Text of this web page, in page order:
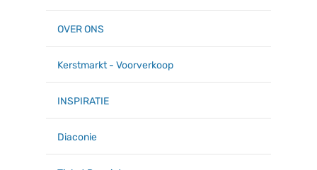
OVER ONS
Kerstmarkt - Voorverkoop
INSPIRATIE
Diaconie